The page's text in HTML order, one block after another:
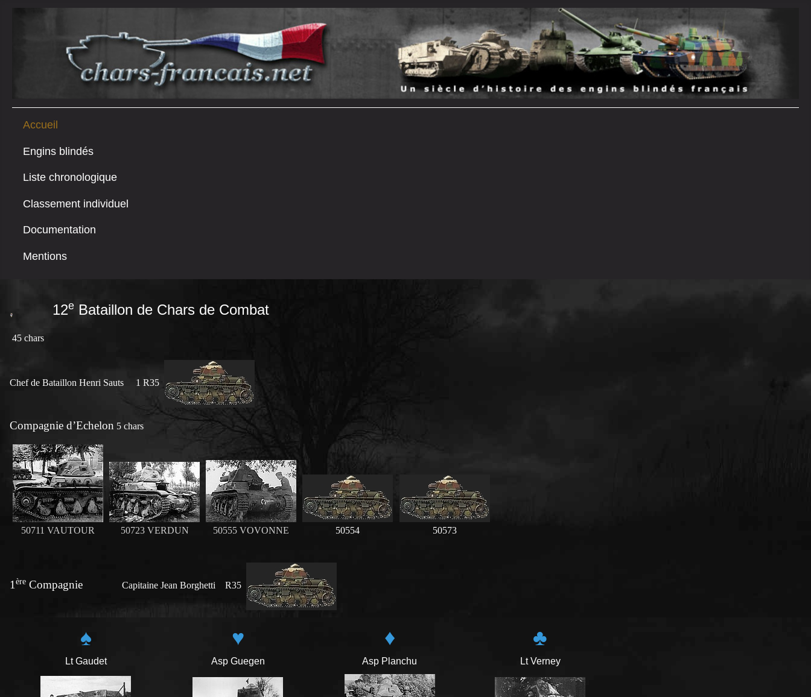
Accueil
Engins blindés
Liste chronologique
Classement individuel
Documentation
Mentions
12e Bataillon de Chars de Combat
45 chars
Chef de Bataillon Henri Sauts 1 R35
Compagnie d’Echelon 5 chars
50711 VAUTOUR 50723 VERDUN 50555 VOVONNE 50554 50573
1ère Compagnie Capitaine Jean Borghetti R35
♠
Lt Gaudet
♥
Asp Guegen
♦
Asp Planchu
♣
Lt Verney